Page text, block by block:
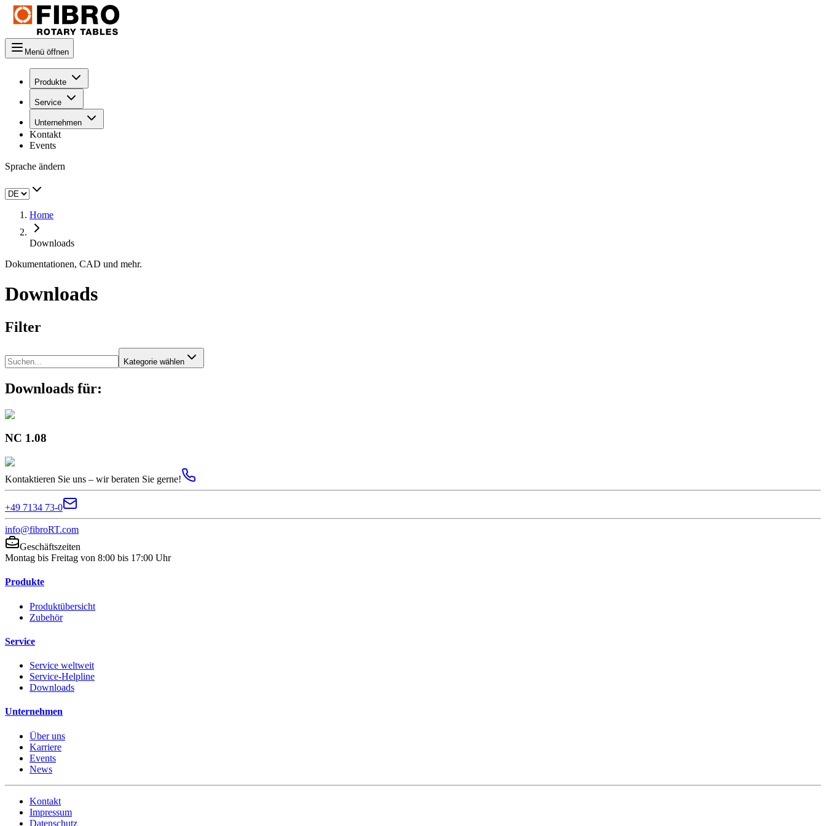
Menü öffnen
Produkte
Service
Unternehmen
Kontakt
Events
Sprache ändern
Home
Downloads
Dokumentationen, CAD und mehr.
Downloads
Filter
Kategorie wählen
Downloads für:
NC 1.08
Kontaktieren Sie uns – wir beraten Sie gerne!
+49 7134 73-0
info@fibroRT.com
Geschäftszeiten
Montag bis Freitag von 8:00 bis 17:00 Uhr
Produkte
Produktübersicht
Zubehör
Service
Service weltweit
Service-Helpline
Downloads
Unternehmen
Über uns
Karriere
Events
News
Kontakt
Impressum
Datenschutz